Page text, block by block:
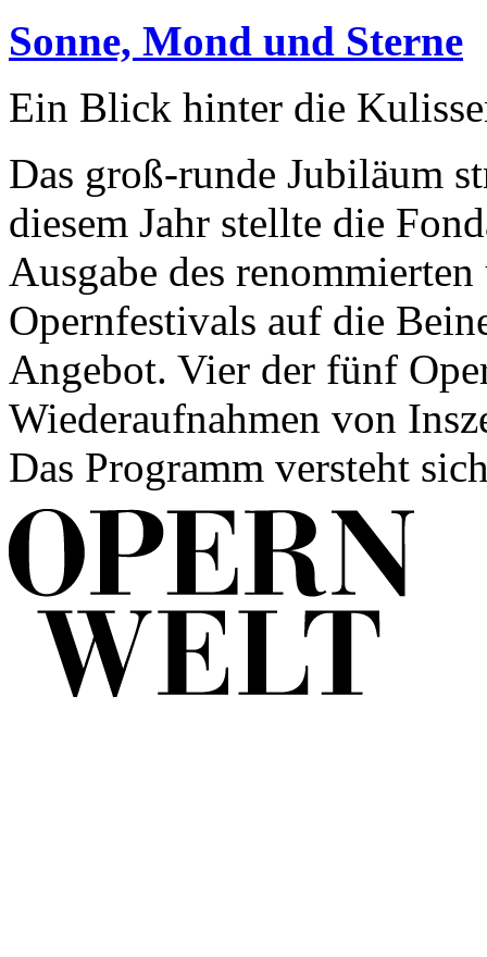
Sonne, Mond und Sterne
Ein Blick hinter die
Das groß-runde Jubiläum
diesem Jahr stellte die
Ausgabe des
Opernfestivals auf die
Angebot. Vier der fünf
Wiederaufnahmen von
Das Programm versteht